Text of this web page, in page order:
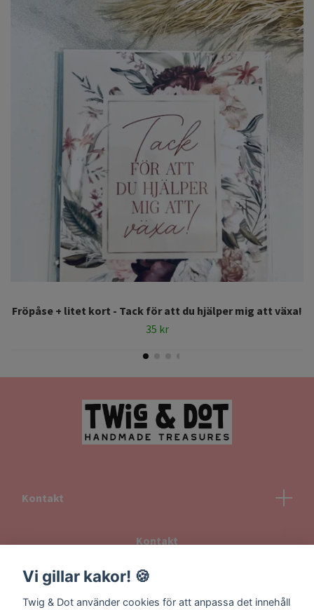
Fröpåse + litet kort - Tack för att du hjälper mig att växa!
35 kr
Kontakt
Kontakt
Returvillkor
Vi gillar kakor! 🍪
Twig & Dot använder cookies för att anpassa det innehåll